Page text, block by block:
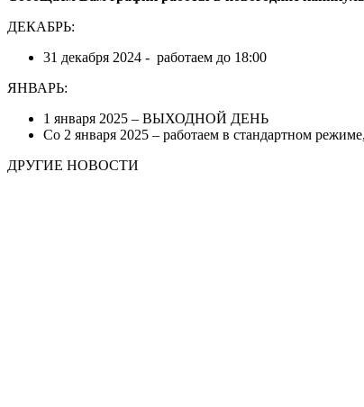
ДЕКАБРЬ:
31 декабря 2024 - работаем до 18:00
ЯНВАРЬ:
1 января 2025 – ВЫХОДНОЙ ДЕНЬ
Со 2 января 2025 – работаем в стандартном
ДРУГИЕ НОВОСТИ